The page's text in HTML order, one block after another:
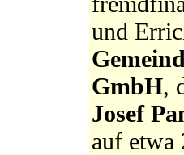
und
GmbH,
Josef
auf etwa